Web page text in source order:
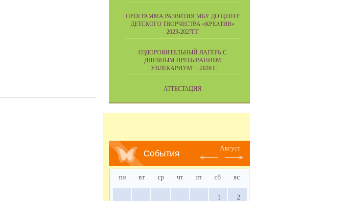
ПРОГРАММА РАЗВИТИЯ МБУ ДО ЦЕНТР
ДЕТСКОГО ТВОРЧЕСТВА «КРЕАТИВ»
2023-2027ГГ
ОЗДОРОВИТЕЛЬНЫЙ ЛАГЕРЬ С
ДНЕВНЫМ ПРЕБЫВАНИЕМ
"УВЛЕКАРИУМ" - 2026 Г.
АТТЕСТАЦИЯ
События
Август
пн вт ср чт пт сб вс
1 2